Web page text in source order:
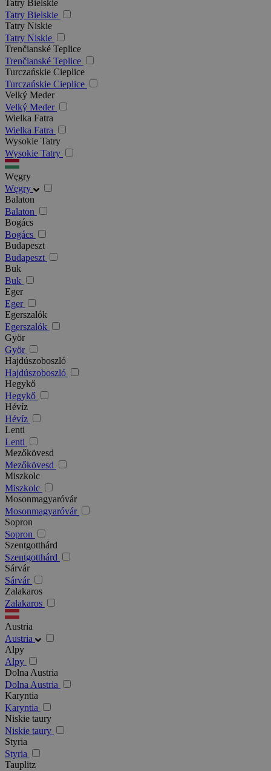
Tatry Bielskie
Tatry Bielskie
Tatry Niskie
Tatry Niskie
Trenčianské Teplice
Trenčianské Teplice
Turczańskie Cieplice
Turczańskie Cieplice
Velký Meder
Velký Meder
Wielka Fatra
Wielka Fatra
Wysokie Tatry
Wysokie Tatry
Węgry
Węgry
Balaton
Balaton
Bogács
Bogács
Budapeszt
Budapeszt
Buk
Buk
Eger
Eger
Egerszalók
Egerszalók
Györ
Györ
Hajdúszoboszló
Hajdúszoboszló
Hegykő
Hegykő
Hévíz
Hévíz
Lenti
Lenti
Mezőkövesd
Mezőkövesd
Miszkolc
Miszkolc
Mosonmagyaróvár
Mosonmagyaróvár
Sopron
Sopron
Szentgotthárd
Szentgotthárd
Sárvár
Sárvár
Zalakaros
Zalakaros
Austria
Austria
Alpy
Alpy
Dolna Austria
Dolna Austria
Karyntia
Karyntia
Niskie taury
Niskie taury
Styria
Styria
Tauplitz